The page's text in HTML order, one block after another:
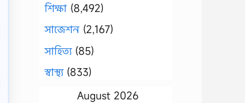
শিক্ষা (8,492)
সাজেশন (2,167)
সাহিত্য(85)
স্বাস্থ্য(833)
August 2026